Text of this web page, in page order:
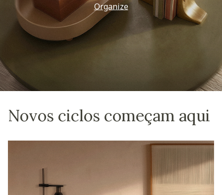
Organize
Novos ciclos começam aqui